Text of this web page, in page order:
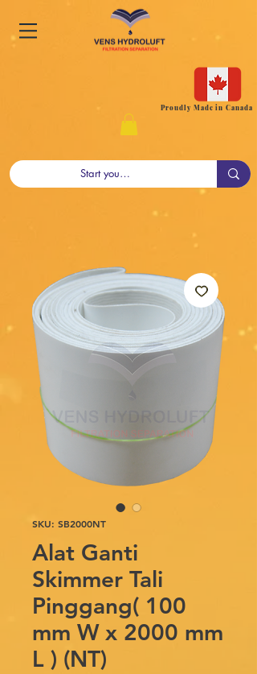
Proudly Made in Canada
SKU: SB2000NT
Alat Ganti
Skimmer Tali
Pinggang( 100
mm W x 2000 mm
L ) (NT)